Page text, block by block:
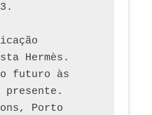
Hermès.
futuro às
presente.
Porto